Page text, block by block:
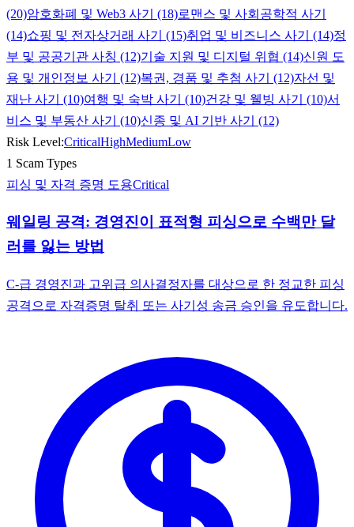
(20)암호화폐 및 Web3 사기 (18)로맨스 및 사회공학적 사기
(14)쇼핑 및 전자상거래 사기 (15)취업 및 비즈니스 사기 (14)정
부 및 공공기관 사칭 (12)기술 지원 및 디지털 위협 (14)신원 도
용 및 개인정보 사기 (12)복권, 경품 및 추첨 사기 (12)자선 및
재난 사기 (10)여행 및 숙박 사기 (10)건강 및 웰빙 사기 (10)서
비스 및 부동산 사기 (10)신종 및 AI 기반 사기 (12)
Risk Level:CriticalHighMediumLow
1 Scam Types
피싱 및 자격 증명 도용Critical
웨일링 공격: 경영진이 표적형 피싱으로 수백만 달
러를 잃는 방법
C-급 경영진과 고위급 의사결정자를 대상으로 한 정교한 피싱
공격으로 자격증명 탈취 또는 사기성 송금 승인을 유도합니다.